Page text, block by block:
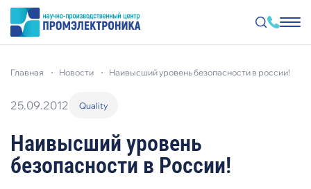
основному
главная новости наивысший уровень безопасности в россии!
25.09.2012 Quality
Наивысший уровень
безопасности в России!